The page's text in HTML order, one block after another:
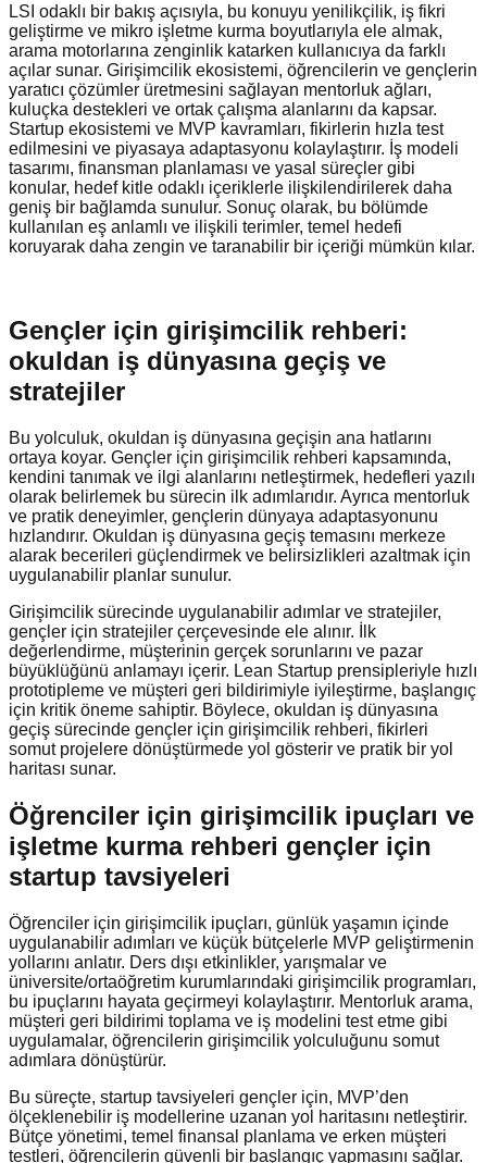
LSI odaklı bir bakış açısıyla, bu konuyu yenilikçilik, iş fikri
geliştirme ve mikro işletme kurma boyutlarıyla ele almak,
arama motorlarına zenginlik katarken kullanıcıya da farklı
açılar sunar. Girişimcilik ekosistemi, öğrencilerin ve gençlerin
yaratıcı çözümler üretmesini sağlayan mentorluk ağları,
kuluçka destekleri ve ortak çalışma alanlarını da kapsar.
Startup ekosistemi ve MVP kavramları, fikirlerin hızla test
edilmesini ve piyasaya adaptasyonu kolaylaştırır. İş modeli
tasarımı, finansman planlaması ve yasal süreçler gibi
konular, hedef kitle odaklı içeriklerle ilişkilendirilerek daha
geniş bir bağlamda sunulur. Sonuç olarak, bu bölümde
kullanılan eş anlamlı ve ilişkili terimler, temel hedefi
koruyarak daha zengin ve taranabilir bir içeriği mümkün kılar.
Gençler için girişimcilik rehberi:
okuldan iş dünyasına geçiş ve
stratejiler
Bu yolculuk, okuldan iş dünyasına geçişin ana hatlarını
ortaya koyar. Gençler için girişimcilik rehberi kapsamında,
kendini tanımak ve ilgi alanlarını netleştirmek, hedefleri yazılı
olarak belirlemek bu sürecin ilk adımlarıdır. Ayrıca mentorluk
ve pratik deneyimler, gençlerin dünyaya adaptasyonunu
hızlandırır. Okuldan iş dünyasına geçiş temasını merkeze
alarak becerileri güçlendirmek ve belirsizlikleri azaltmak için
uygulanabilir planlar sunulur.
Girişimcilik sürecinde uygulanabilir adımlar ve stratejiler,
gençler için stratejiler çerçevesinde ele alınır. İlk
değerlendirme, müşterinin gerçek sorunlarını ve pazar
büyüklüğünü anlamayı içerir. Lean Startup prensipleriyle hızlı
prototipleme ve müşteri geri bildirimiyle iyileştirme, başlangıç
için kritik öneme sahiptir. Böylece, okuldan iş dünyasına
geçiş sürecinde gençler için girişimcilik rehberi, fikirleri
somut projelere dönüştürmede yol gösterir ve pratik bir yol
haritası sunar.
Öğrenciler için girişimcilik ipuçları ve
işletme kurma rehberi gençler için
startup tavsiyeleri
Öğrenciler için girişimcilik ipuçları, günlük yaşamın içinde
uygulanabilir adımları ve küçük bütçelerle MVP geliştirmenin
yollarını anlatır. Ders dışı etkinlikler, yarışmalar ve
üniversite/ortaöğretim kurumlarındaki girişimcilik programları,
bu ipuçlarını hayata geçirmeyi kolaylaştırır. Mentorluk arama,
müşteri geri bildirimi toplama ve iş modelini test etme gibi
uygulamalar, öğrencilerin girişimcilik yolculuğunu somut
adımlara dönüştürür.
Bu süreçte, startup tavsiyeleri gençler için, MVP’den
ölçeklenebilir iş modellerine uzanan yol haritasını netleştirir.
Bütçe yönetimi, temel finansal planlama ve erken müşteri
testleri, öğrencilerin güvenli bir başlangıç yapmasını sağlar.